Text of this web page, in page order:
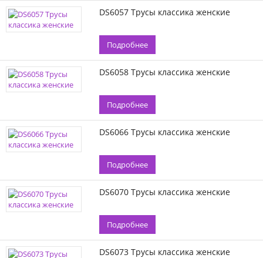
DS6057 Трусы классика женские
Подробнее
DS6058 Трусы классика женские
Подробнее
DS6066 Трусы классика женские
Подробнее
DS6070 Трусы классика женские
Подробнее
DS6073 Трусы классика женские